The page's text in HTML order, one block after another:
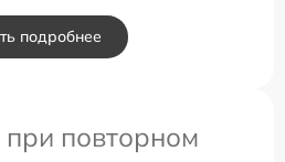
подробнее
повторном